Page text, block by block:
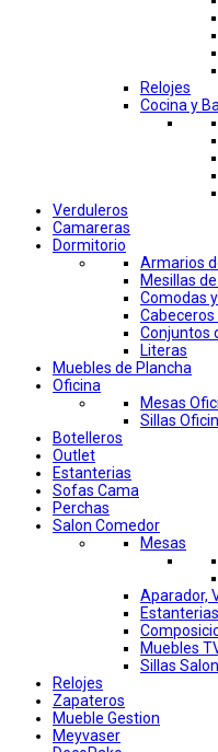
Relojes
Cocina y
Verduleros
Camareras
Dormitorio
Armarios
Mesillas
Comodas
Conjuntos
Literas
Muebles de Plancha
Oficina
Mesas
Sillas
Botelleros
Outlet
Estanterias
Sofas Cama
Perchas
Salon Comedor
Mesas
Aparador,
Estanterias
Muebles
Sillas
Relojes
Zapateros
Mueble Gestion
Meyvaser